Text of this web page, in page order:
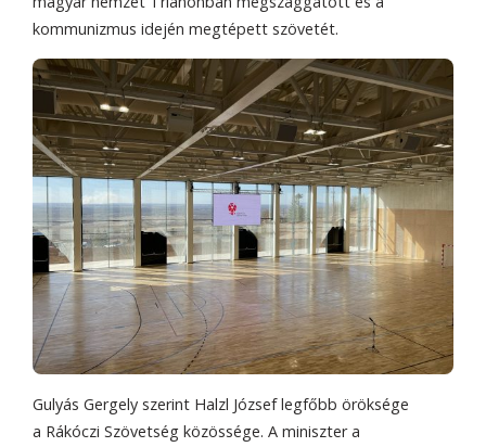
kommunizmus idején megtépett szövetét.
Gulyás Gergely szerint Halzl József legfőbb öröksége
a Rákóczi Szövetség közössége. A miniszter a